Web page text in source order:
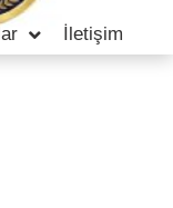
İletişim